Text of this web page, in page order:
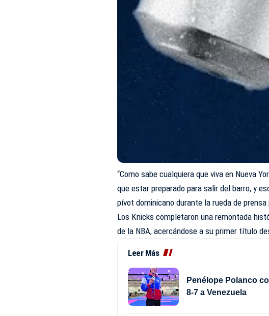
“Como sabe cualquiera que viva en Nueva
que estar preparado para salir del barro, y
pívot dominicano durante la rueda de
Los Knicks completaron una remontada
de la NBA, acercándose a su primer título
Leer Más
Penélope Polanco
8-7 a Venezuela